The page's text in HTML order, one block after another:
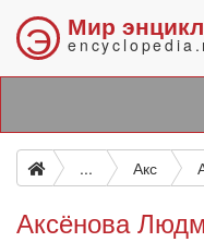
Э Мир
... Акс
Аксёнова